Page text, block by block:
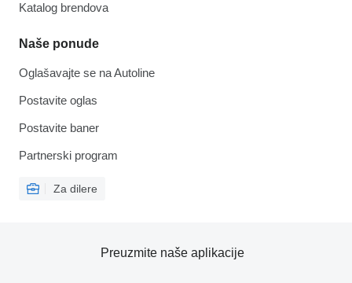
Katalog brendova
Naše ponude
Oglašavajte se na Autoline
Postavite oglas
Postavite baner
Partnerski program
Za dilere
Preuzmite naše aplikacije